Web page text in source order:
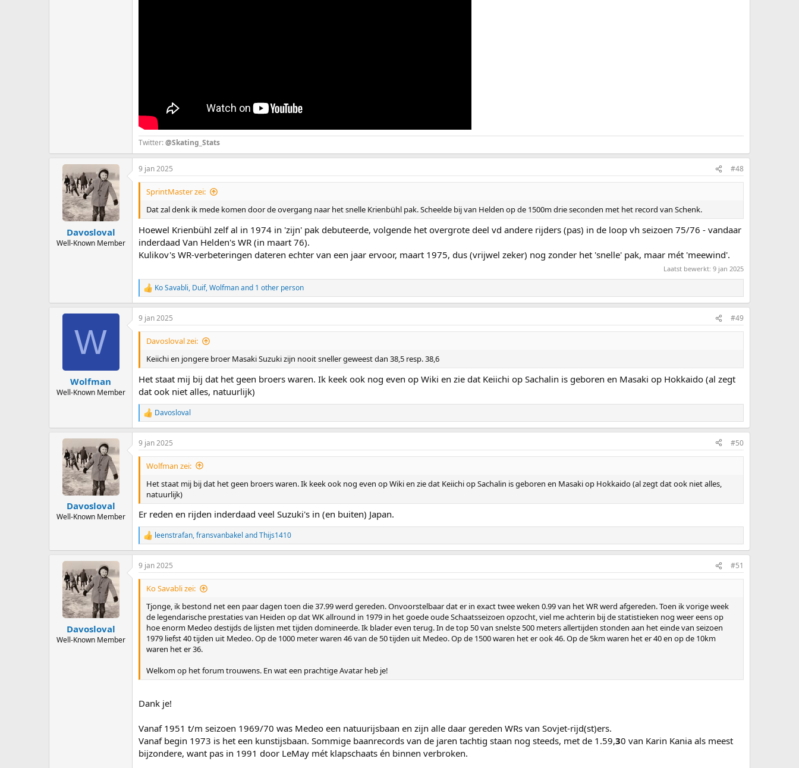
Twitter:@Skating_Stats
Davosloval
Well-Known Member
9 jan 2025 #48
SprintMaster zei:
Dat zal denk ik mede komen door de overgang naar het snelle Krienbühl pak. Scheelde bij van Helden op de 1500m drie seconden met het record van Schenk.
Hoewel Krienbühl zelf al in 1974 in 'zijn' pak debuteerde, volgende het overgrote deel vd andere rijders (pas) in de loop vh seizoen 75/76 - vandaar
inderdaad Van Helden's WR (in maart 76).
Kulikov's WR-verbeteringen dateren echter van een jaar ervoor, maart 1975, dus (vrijwel zeker) nog zonder het 'snelle' pak, maar mét 'meewind'.
Laatst bewerkt: 9 jan 2025
R
e
a
c
t
s
:
Ko Savabli, Duif,Wolfmanand 1 other person
W
Wolfman
Well-Known Member
9 jan 2025 #49
Davosloval zei:
Keiichi en jongere broer Masaki Suzuki zijn nooit sneller geweest dan 38,5 resp. 38,6
Het staat mij bij dat het geen broers waren. Ik keek ook nog even op Wiki en zie dat Keiichi op Sachalin is geboren en Masaki op Hokkaido (al zegt
dat ook niet alles, natuurlijk)
R
e
a
c
t
:
Davosloval
Davosloval
Well-Known Member
9 jan 2025 #50
Wolfman zei:
Het staat mij bij dat het geen broers waren. Ik keek ook nog even op Wiki en zie dat Keiichi op Sachalin is geboren en Masaki op Hokkaido (al zegt dat ook niet alles,
natuurlijk)
Er reden en rijden inderdaad veel Suzuki's in (en buiten) Japan.
R
e
a
c
t
n
leenstrafan,fransvanbakel andThijs1410
Davosloval
Well-Known Member
9 jan 2025 #51
Ko Savabli zei:
Tjonge, ik bestond net een paar dagen toen die 37.99 werd gereden. Onvoorstelbaar dat er in exact twee weken 0.99 van het WR werd afgereden. Toen ik vorige week
de legendarische prestaties van Heiden op dat WK allround in 1979 in het goede oude Schaatsseizoen opzocht, viel me achterin bij de statistieken nog weer eens op
hoe enorm Medeo destijds de lijsten met tijden domineerde. Ik blader even terug. In de top 50 van snelste 500 meters allertijden stonden aan het einde van seizoen
1979 liefst 40 tijden uit Medeo. Op de 1000 meter waren 46 van de 50 tijden uit Medeo. Op de 1500 waren het er ook 46. Op de 5km waren het er 40 en op de 10km
waren het er 36.
Welkom op het forum trouwens. En wat een prachtige Avatar heb je!
Dank je!
Vanaf 1951 t/m seizoen 1969/70 was Medeo een natuurijsbaan en zijn alle daar gereden WRs van Sovjet-rijd(st)ers.
Vanaf begin 1973 is het een kunstijsbaan. Sommige baanrecords van de jaren tachtig staan nog steeds, met de 1.59,30 van Karin Kania als meest
bijzondere, want pas in 1991 door LeMay mét klapschaats én binnen verbroken.